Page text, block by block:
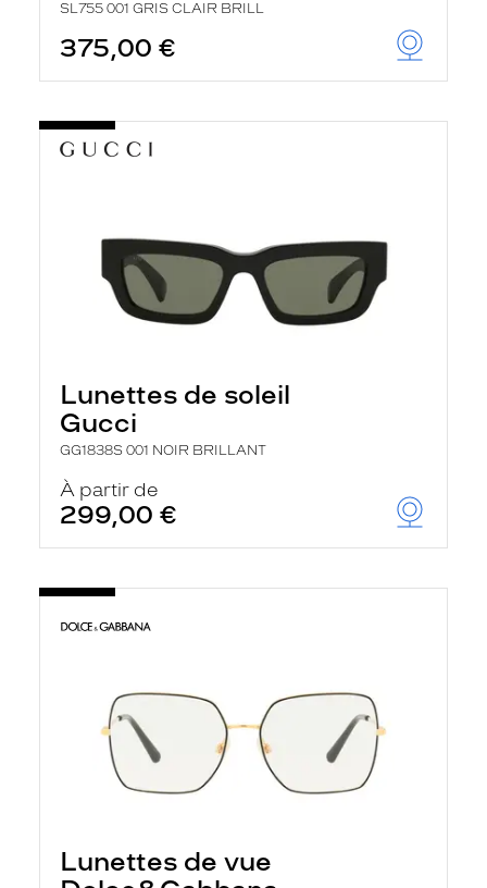
SL755 001 GRIS CLAIR BRILL
375,00 €
Lunettes de soleil
Gucci
GG1838S 001 NOIR BRILLANT
À partir de
299,00 €
Lunettes de vue